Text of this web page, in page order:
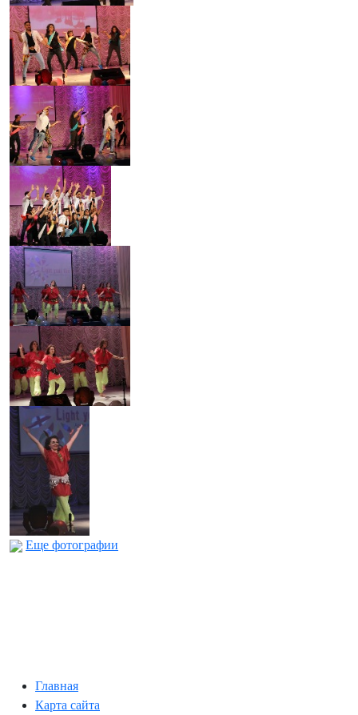
Еще фотографии
Главная
Карта сайта